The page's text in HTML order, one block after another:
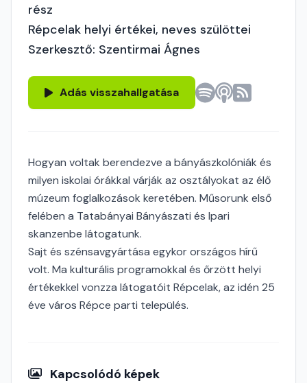
rész
Répcelak helyi értékei, neves szülöttei
Szerkesztő: Szentirmai Ágnes
Adás visszahallgatása
Hogyan voltak berendezve a bányászkolóniák és
milyen iskolai órákkal várják az osztályokat az élő
múzeum foglalkozások keretében. Műsorunk első
felében a Tatabányai Bányászati és Ipari
skanzenbe látogatunk.
Sajt és szénsavgyártása egykor országos hírű
volt. Ma kulturális programokkal és őrzött helyi
értékekkel vonzza látogatóit Répcelak, az idén 25
éve város Répce parti település.
Kapcsolódó képek